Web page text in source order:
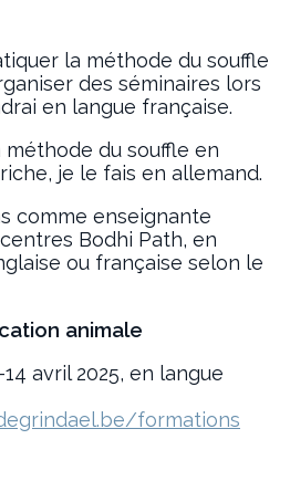
la méthode du souffle
des séminaires lors
en langue française.
méthode du souffle en
je le fais en allemand.
comme enseignante
Bodhi Path, en
ou française selon le
animale
avril 2025, en langue
formations